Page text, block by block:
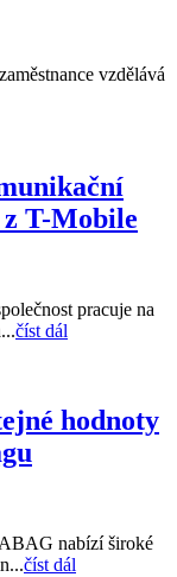
vzdělává
T-Mobile
pracuje na
číst dál
hodnoty
nabízí široké
číst dál